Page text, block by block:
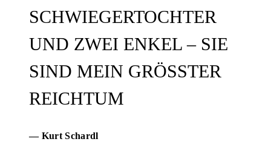
SCHWIEGERTOCHTER
UND ZWEI ENKEL – SIE
SIND MEIN GRÖSSTER R
EICHTUM
— Kurt Schardl